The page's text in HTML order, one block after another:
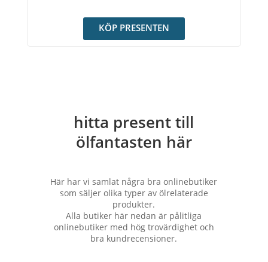
KÖP PRESENTEN
hitta present till
ölfantasten här
Här har vi samlat några bra onlinebutiker
som säljer olika typer av ölrelaterade
produkter.
Alla butiker här nedan är pålitliga
onlinebutiker med hög trovärdighet och
bra kundrecensioner.